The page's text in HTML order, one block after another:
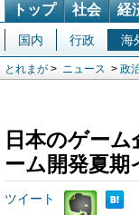
トップ 社会 経
国内 行政 海
とれまが > ニュース > 政
日本のゲー
ーム開発夏
ツイート